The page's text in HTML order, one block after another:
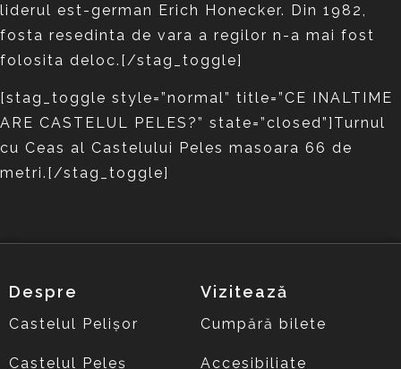
liderul est-german Erich Honecker. Din 1982,
fosta resedinta de vara a regilor n-a mai fost
folosita deloc.[/stag_toggle]
[stag_toggle style=”normal” title=”CE INALTIME
ARE CASTELUL PELES?” state=”closed”]Turnul
cu Ceas al Castelului Peles masoara 66 de
metri.[/stag_toggle]
Despre
Castelul Pelișor
Castelul Peleș
Vizitează
Cumpără bilete
Accesibiliate